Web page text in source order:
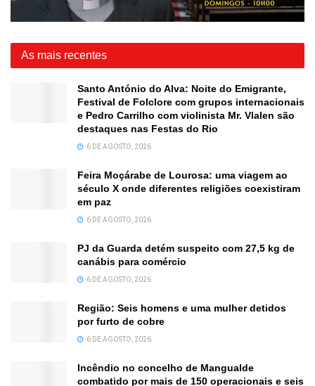
As mais recentes
Santo António do Alva: Noite do Emigrante,
Festival de Folclore com grupos internacionais
e Pedro Carrilho com violinista Mr. Vlalen são
destaques nas Festas do Rio
6 DE AGOSTO, 2026
Feira Moçárabe de Lourosa: uma viagem ao
século X onde diferentes religiões coexistiram
em paz
6 DE AGOSTO, 2026
PJ da Guarda detém suspeito com 27,5 kg de
canábis para comércio
6 DE AGOSTO, 2026
Região: Seis homens e uma mulher detidos
por furto de cobre
6 DE AGOSTO, 2026
Incêndio no concelho de Mangualde
combatido por mais de 150 operacionais e seis